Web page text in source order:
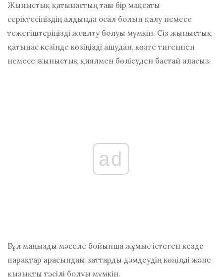
Жыныстық қатынастың тағы бір мақсаты
серіктесіңіздің алдында осал болып қалу немесе
тежегіштеріңізді жоғалту болуы мүмкін. Сіз жыныстық
қатынас кезінде көзіңізді ашудан, көзге тигеннен
немесе жыныстық қиялмен бөлісуден бастай аласыз.
ad
Бұл маңызды мәселе бойынша жұмыс істеген кезде
парақтар арасындағы заттарды дәмдеудің көңілді және
қызықты тәсілі болуы мүмкін.